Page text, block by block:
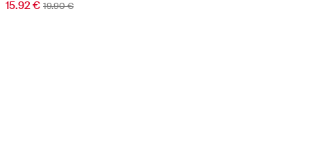
15.92 € 19.90 €